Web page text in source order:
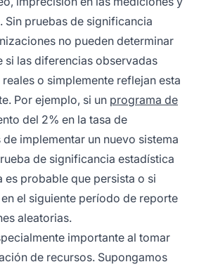
Sin pruebas de significancia
no pueden determinar
si las diferencias observadas
o simplemente reflejan esta
Por ejemplo, si un programa de
del 2% en la tasa de
implementar un nuevo sistema
de significancia estadística
es probable que persista o si
el siguiente período de reporte
aleatorias.
importante al tomar
de recursos. Supongamos